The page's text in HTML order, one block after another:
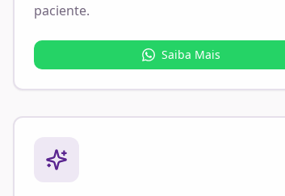
paciente.
Saiba Mais